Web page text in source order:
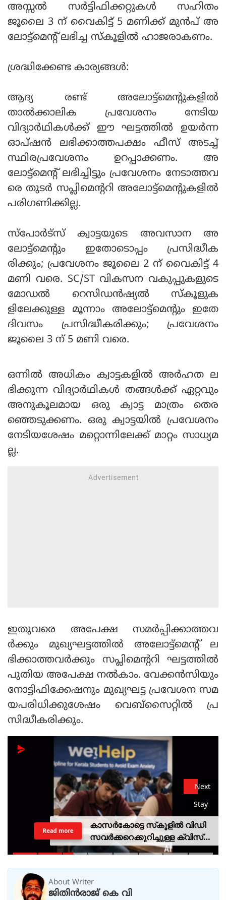
അസ്സല്‍ സര്‍ട്ടിഫിക്കറ്റുകള്‍ സഹിതം
ജൂലൈ 3 ന് വൈകിട്ട് 5 മണിക്ക് മുന്‍പ് അ
ലോട്ട്മെന്റ് ലഭിച്ച സ്‌കൂളില്‍ ഹാജരാകണം.
ശ്രദ്ധിക്കേണ്ട കാര്യങ്ങള്‍:
ആദ്യ രണ്ട് അലോട്ട്മെന്റുകളില്‍
താല്‍ക്കാലിക പ്രവേശനം നേടിയ
വിദ്യാര്‍ഥികള്‍ക്ക് ഈ ഘട്ടത്തില്‍ ഉയര്‍ന്ന
ഓപ്ഷന്‍ ലഭിക്കാത്തപക്ഷം ഫീസ് അടച്ച്
സ്ഥിരപ്രവേശനം ഉറപ്പാക്കണം. അ
ലോട്ട്മെന്റ് ലഭിച്ചിട്ടും പ്രവേശനം നേടാത്തവ
രെ തുടര്‍ സപ്ലിമെന്ററി അലോട്ട്മെന്റുകളില്‍
പരിഗണിക്കില്ല.
സ്പോര്‍ട്സ് ക്വാട്ടയുടെ അവസാന അ
ലോട്ട്മെന്റും ഇതോടൊപ്പം പ്രസിദ്ധീക
രിക്കും; പ്രവേശനം ജൂലൈ 2 ന് വൈകിട്ട് 4
മണി വരെ. SC/ST വികസന വകുപ്പുകളുടെ
മോഡല്‍ റെസിഡന്‍ഷ്യല്‍ സ്‌കൂളുക
ളിലേക്കുള്ള മൂന്നാം അലോട്ട്മെന്റും ഇതേ
ദിവസം പ്രസിദ്ധീകരിക്കും; പ്രവേശനം
ജൂലൈ 3 ന് 5 മണി വരെ.
ഒന്നില്‍ അധികം ക്വാട്ടകളില്‍ അര്‍ഹത ല
ഭിക്കുന്ന വിദ്യാര്‍ഥികള്‍ തങ്ങള്‍ക്ക് ഏറ്റവും
അനുകൂലമായ ഒരു ക്വാട്ട മാത്രം തെര
ഞ്ഞെടുക്കണം. ഒരു ക്വാട്ടയില്‍ പ്രവേശനം
നേടിയശേഷം മറ്റൊന്നിലേക്ക് മാറ്റം സാധ്യമ
ല്ല.
ഇതുവരെ അപേക്ഷ സമര്‍പ്പിക്കാത്തവ
ര്‍ക്കും മുഖ്യഘട്ടത്തില്‍ അലോട്ട്മെന്റ് ല
ഭിക്കാത്തവര്‍ക്കും സപ്ലിമെന്ററി ഘട്ടത്തില്‍
പുതിയ അപേക്ഷ നല്‍കാം. വേക്കന്‍സിയും
നോട്ടിഫിക്കേഷനും മുഖ്യഘട്ട പ്രവേശന സമ
യപരിധിക്കുശേഷം വെബ്സൈറ്റില്‍ പ്ര
സിദ്ധീകരിക്കും.
Next
Stay
കാസര്‍കോട്ടെ സ്‌കൂളില്‍ വിഡി
സവര്‍ക്കറെക്കുറിച്ചുള്ള ക്വിസ്
മത്സരം; അന്വേഷണത്തിന്
Read more
About Writer
ജിതിൻരാജ് കെ വി